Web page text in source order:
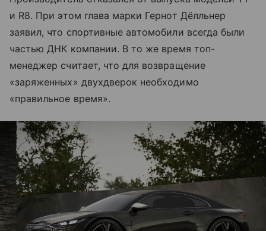
и R8. При этом глава марки Гернот Дёлльнер
заявил, что спортивные автомобили всегда были
частью ДНК компании. В то же время топ-
менеджер считает, что для возвращение
«заряженных» двухдверок необходимо
«правильное время».